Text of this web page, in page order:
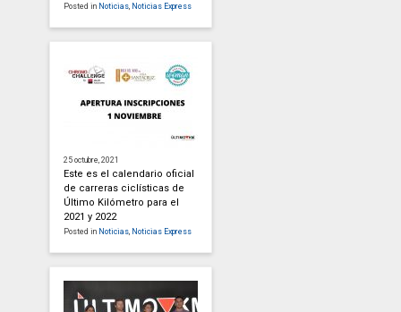
Posted in Noticias Noticias Express
25 octubre, 2021
Este es el calendario oficial
de carreras ciclísticas de
Último Kilómetro para el
2021 y 2022
Posted in Noticias Noticias Express